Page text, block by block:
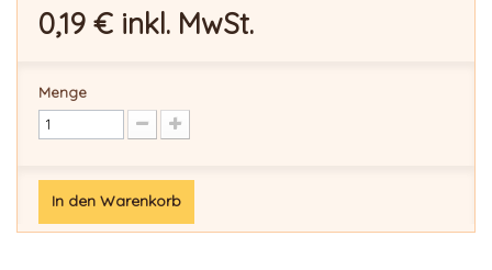
0,19 € inkl. MwSt.
Menge
In den Warenkorb